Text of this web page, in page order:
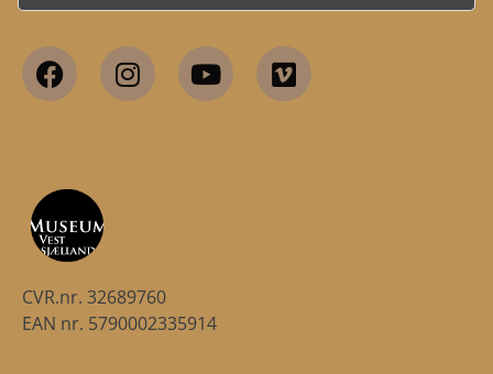
CVR.nr. 32689760
EAN nr. 5790002335914